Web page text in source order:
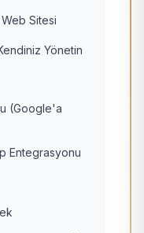
Sitesi
Yönetin
(Google'a
Entegrasyonu